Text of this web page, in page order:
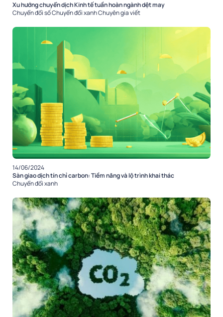
Xu hướng chuyển dịch Kinh tế tuần hoàn ngành dệt may
Chuyển đổi sốChuyển đổi xanhChuyên gia viết
14/06/2024
Sàn giao dịch tín chỉ carbon: Tiềm năng và lộ trình khai thác
Chuyển đổi xanh